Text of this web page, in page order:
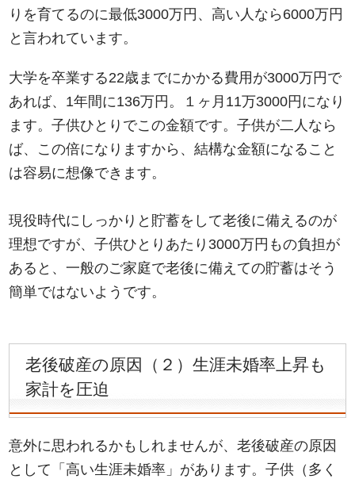
りを育てるのに最低3000万円、高い人なら6000万円
と言われています。
大学を卒業する22歳までにかかる費用が3000万円で
あれば、1年間に136万円。１ヶ月11万3000円になり
ます。子供ひとりでこの金額です。子供が二人なら
ば、この倍になりますから、結構な金額になること
は容易に想像できます。
現役時代にしっかりと貯蓄をして老後に備えるのが
理想ですが、子供ひとりあたり3000万円もの負担が
あると、一般のご家庭で老後に備えての貯蓄はそう
簡単ではないようです。
老後破産の原因（２）生涯未婚率上昇も
家計を圧迫
意外に思われるかもしれませんが、老後破産の原因
として「高い生涯未婚率」があります。子供（多く